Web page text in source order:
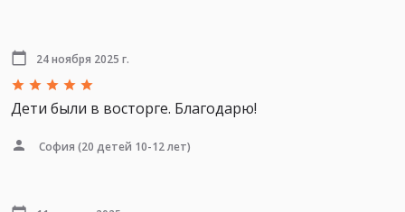
24 ноября 2025 г.
Дети были в восторге. Благодарю!
София (20 детей 10-12 лет)